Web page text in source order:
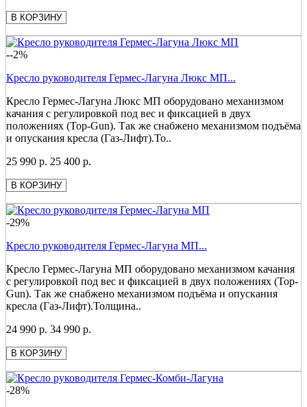
В КОРЗИНУ
--2%
Кресло руководителя Гермес-Лагуна Люкс МП...
Кресло Гермес-Лагуна Люкс МП оборудовано механизмом
качания с регулировкой под вес и фиксацией в двух
положениях (Top-Gun). Так же снабжено механизмом подъёма
и опускания кресла (Газ-Лифт).То..
25 990 р. 25 400 р.
В КОРЗИНУ
-29%
Кресло руководителя Гермес-Лагуна МП...
Кресло Гермес-Лагуна МП оборудовано механизмом качания
с регулировкой под вес и фиксацией в двух положениях (Top-
Gun). Так же снабжено механизмом подъёма и опускания
кресла (Газ-Лифт).Толщина..
24 990 р. 34 990 р.
В КОРЗИНУ
-28%